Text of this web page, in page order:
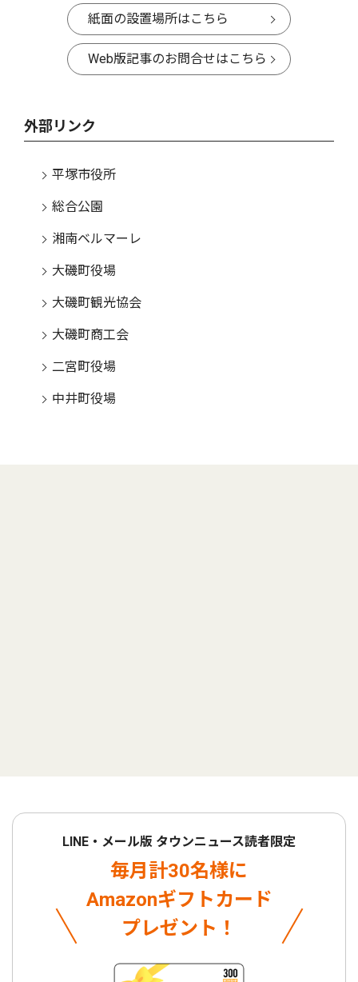
紙面の設置場所はこちら
Web版記事のお問合せはこちら
外部リンク
平塚市役所
総合公園
湘南ベルマーレ
大磯町役場
大磯町観光協会
大磯町商工会
二宮町役場
中井町役場
LINE・メール版 タウンニュース読者限定
毎月計30名様に
Amazonギフトカード
プレゼント！